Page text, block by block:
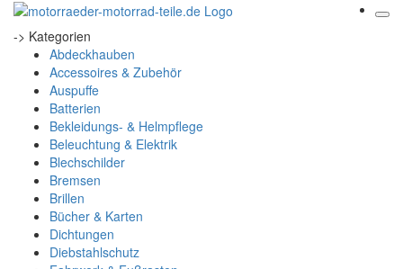
-> Kategorien
Abdeckhauben
Accessoires & Zubehör
Auspuffe
Batterien
Bekleidungs- & Helmpflege
Beleuchtung & Elektrik
Blechschilder
Bremsen
Brillen
Bücher & Karten
Dichtungen
Diebstahlschutz